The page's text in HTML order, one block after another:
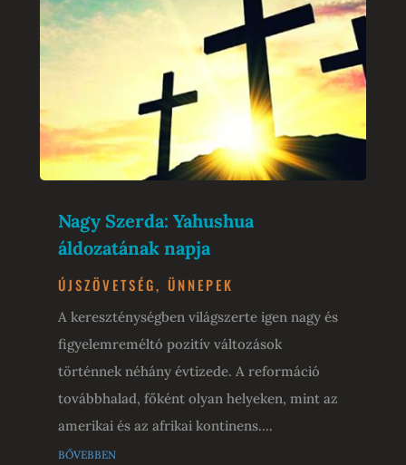
Nagy Szerda: Yahushua
áldozatának napja
ÚJSZÖVETSÉG, ÜNNEPEK
A kereszténységben világszerte igen nagy és
figyelemreméltó pozitív változások
történnek néhány évtizede. A reformáció
továbbhalad, főként olyan helyeken, mint az
amerikai és az afrikai kontinens....
bővebben